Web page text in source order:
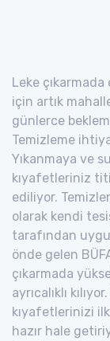
Leke
için artık
günlerce
Temizleme
Yıkanmaya ve
kıyafetleriniz
ediliyor.
olarak kendi
tarafından
önde gelen
çıkarmada
ayrıcalıklı
kıyafetlerinizi
hazır hale